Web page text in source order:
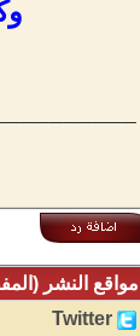
مواقع النشر
Twitter